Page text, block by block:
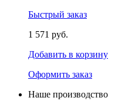
Быстрый заказ
1 571 руб.
Добавить в корзину
Оформить заказ
Наше производство